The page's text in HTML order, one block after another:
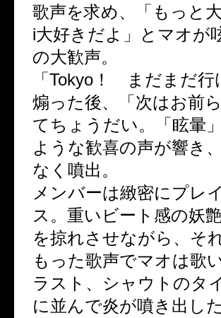
歌声を求め、「もっと
i大好きだよ」とマオが
の大歓声。
「Tokyo！ まだまだ
煽った後、「次はお前
てちょうだい。「眩暈
ような歓喜の声が響き
なく噴出。
メンバーは緻密にプレ
ス。重いビート感の妖
を掠れさせながら、そ
もった歌声でマオは歌
ラスト、シャウトのタ
に並んで炎が噴き出し